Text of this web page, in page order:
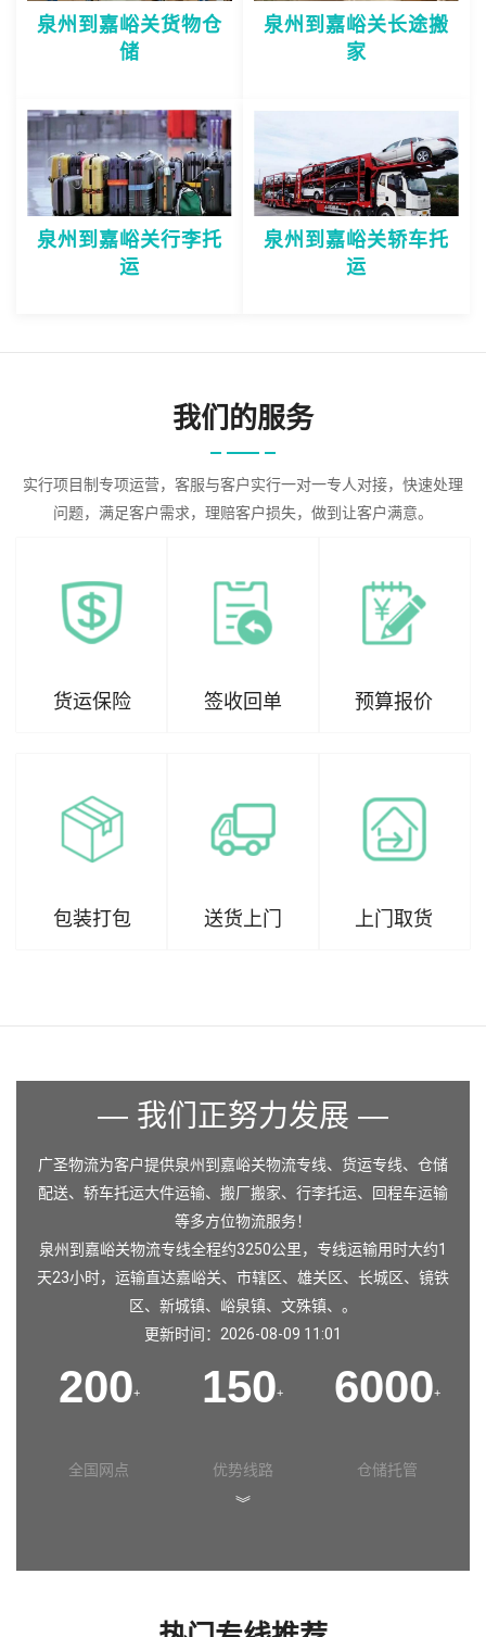
泉州到嘉峪关货物仓
储
泉州到嘉峪关长途搬
家
泉州到嘉峪关行李托
运
泉州到嘉峪关轿车托
运
我们的服务
实行项目制专项运营，客服与客户实行一对一专人对接，快速处理
问题，满足客户需求，理赔客户损失，做到让客户满意。
货运保险 签收回单 预算报价
包装打包 送货上门 上门取货
— 我们正努力发展 —
广圣物流为客户提供泉州到嘉峪关物流专线、货运专线、仓储
配送、轿车托运大件运输、搬厂搬家、行李托运、回程车运输
等多方位物流服务！
泉州到嘉峪关物流专线全程约3250公里，专线运输用时大约1
天23小时，运输直达嘉峪关、市辖区、雄关区、长城区、镜铁
区、新城镇、峪泉镇、文殊镇、。
更新时间：2026-08-09 11:01
200+
全国网点
150+
优势线路
6000+
仓储托管
︾